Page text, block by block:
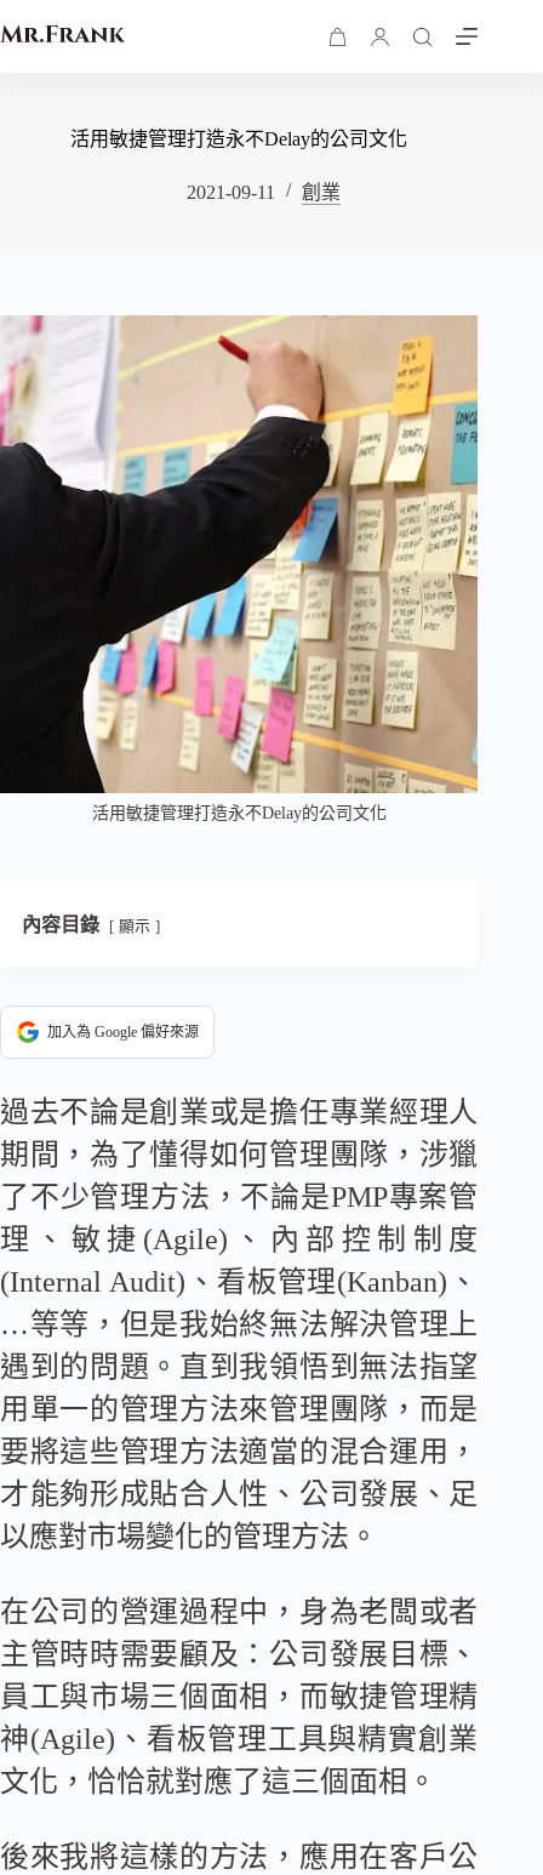
活用敏捷管理打造永不Delay的公司文化
2021-09-11 創業
活用敏捷管理打造永不Delay的公司文化
內容目錄 顯示
加入為 Google 偏好來源
過去不論是創業或是擔任專業經理人
期間，為了懂得如何管理團隊，涉獵
了不少管理方法，不論是PMP專案管
理、敏捷(Agile)、內部控制制度
(Internal Audit)、看板管理(Kanban)、
…等等，但是我始終無法解決管理上
遇到的問題。直到我領悟到無法指望
用單一的管理方法來管理團隊，而是
要將這些管理方法適當的混合運用，
才能夠形成貼合人性、公司發展、足
以應對市場變化的管理方法。
在公司的營運過程中，身為老闆或者
主管時時需要顧及：公司發展目標、
員工與市場三個面相，而敏捷管理精
神(Agile)、看板管理工具與精實創業
文化，恰恰就對應了這三個面相。
後來我將這樣的方法，應用在客戶公